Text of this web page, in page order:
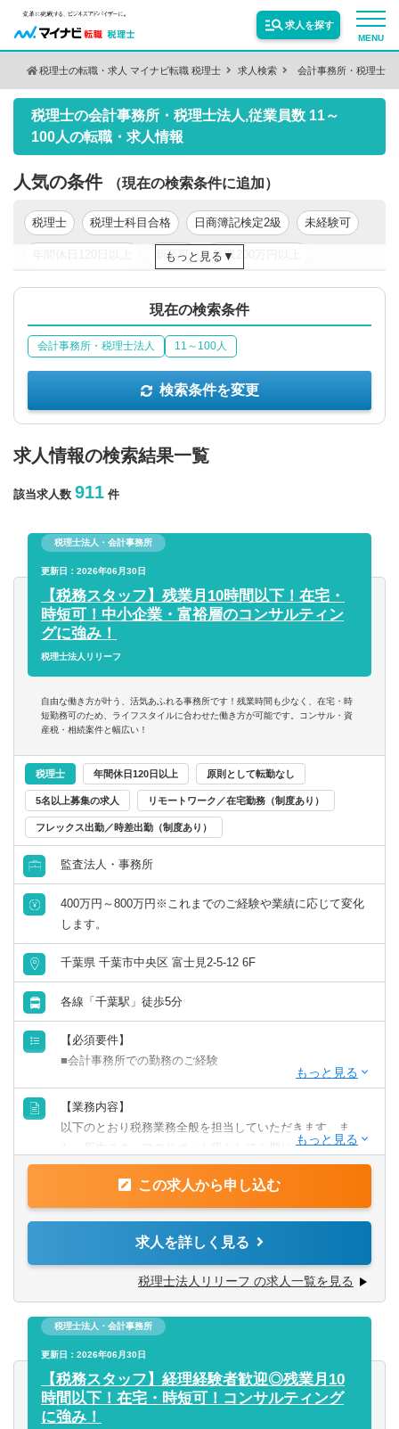
MENU
求人を探す
サービス紹介
転職お役立ち情報
業界情報
税理士の転職・求人 マイナビ転職 税理士 求人検索 会計事務所・税理士法
税理士の会計事務所・税理士法人,従業員数 11～
100人の転職・求人情報
人気の条件 （現在の検索条件に追加）
税理士 税理士科目合格 日商簿記検定2級 未経験可
新卒可 年収200万円以上
年収300万円以上 年収400万円以上 年収500万円以上
もっと見る
求人情報の検索結果一覧
該当求人数 911 件
税理士法人・会計事務所
更新日：2026年06月30日
【税務スタッフ】残業月10時間以下！在宅・
時短可！中小企業・富裕層のコンサルティン
グに強み！
税理士法人リリーフ
自由な働き方が叶う、活気あふれる事務所です！残業時間も少なく、在宅・時
短勤務可のため、ライフスタイルに合わせた働き方が可能です。コンサル・資
産税・相続案件と幅広い！
税理士 年間休日120日以上 原則として転勤なし
5名以上募集の求人 リモートワーク／在宅勤務（制度あり）
フレックス出勤／時差出勤（制度あり）
監査法人・事務所
400万円～800万円※これまでのご経験や業績に応じて変化
します。
千葉県 千葉市中央区 富士見2-5-12 6F
各線「千葉駅」徒歩5分
【必須要件】
■会計事務所での勤務のご経験
【歓迎要件】
■後輩指導（マネジメント）のご経験
■税理士科目合格/簿記等の資格をお持ちの方
【求める人物像】
税理士事務所での仕事をお客様に対する「サービス」とし
■コツコツ努力できる
■明るい、人と話すのが好き、事務作業が好き、数字にこだ
わる
■ゆくゆくは経営層として活躍していきたいという意欲をお
持ちの方
※仕事に対する意欲や、上昇志向のある方、大歓迎です！
人間性を重視しながら採用しているので、たとえ税務の経
【業務内容】
以下のとおり税務業務全般を担当していただきます。ま
た、所内スタッフのサポート役としても期待しておりま
す。
【具体的には】
業務は多岐に渡り、コンサルティング業務（30～50件程
チャレンジ意欲のある方には、やってみたい業務を積極的
にお任せ致します！
■資産税業務
■各種申告書作成、確定申告業務
■決算業務、年末調整
■関与先への報告
■新規顧客開拓 etc.
この求人から申し込む
求人を詳しく見る
税理士法人リリーフ の求人一覧を見る
税理士法人・会計事務所
更新日：2026年06月30日
【税務スタッフ】経理経験者歓迎◎残業月10
時間以下！在宅・時短可！コンサルティング
に強み！
現在の検索条件
会計事務所・税理士法人 11～100人
検索条件を変更
保有資格
勤務地
年収を選択
従業員数
以上
フリーワード
休日・働き方
リモートワーク／在宅勤務（制度あり）
年間休日120日以上
原則として転勤なし
フレックス出勤／時差出勤（制度あり）
募集・採用情報
新卒可
未経験可
年収1000万円以上の求人
5名以上募集の求人
エグゼクティブクラスの求人
MBAホルダー募集